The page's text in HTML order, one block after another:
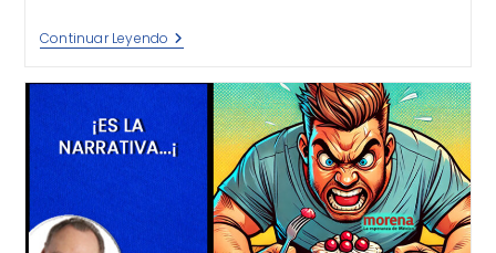
Continuar Leyendo El
Techo
Cristal